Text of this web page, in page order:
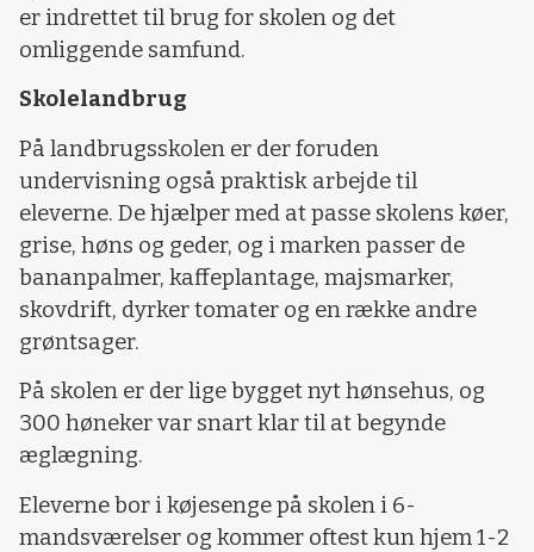
er indrettet til brug for skolen og det
omliggende samfund.
Skolelandbrug
På landbrugsskolen er der foruden
undervisning også praktisk arbejde til
eleverne. De hjælper med at passe skolens køer,
grise, høns og geder, og i marken passer de
bananpalmer, kaffeplantage, majsmarker,
skovdrift, dyrker tomater og en række andre
grøntsager.
På skolen er der lige bygget nyt hønsehus, og
300 høneker var snart klar til at begynde
æglægning.
Eleverne bor i køjesenge på skolen i 6-
mandsværelser og kommer oftest kun hjem 1-2